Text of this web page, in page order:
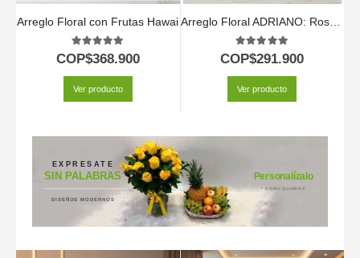
Arreglo Floral con Frutas Hawai
5.00out of 5
COP$368.900
Ver producto
Arreglo Floral ADRIANO: Rosas Rojas, Girasoles y Frutas 🌹
5.00out of 5
COP$291.900
Ver producto
EXPRESATE
SIN PALABRAS
DISEÑOS MODERNOS
Personalízalo
* COMO QUIERAS